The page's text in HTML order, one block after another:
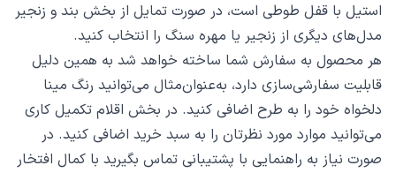
استیل با قفل طوطی است، در صورت تمایل از بخش بند و زنجیر
مدل‌های دیگری از زنجیر یا مهره سنگ را انتخاب کنید.
هر محصول به سفارش شما ساخته خواهد شد به همین دلیل
قابلیت سفارشی‌سازی دارد، به‌عنوان‌مثال می‌توانید رنگ مینا
دلخواه خود را به طرح اضافی کنید. در بخش اقلام تکمیل کاری
می‌توانید موارد مورد نظرتان را به سبد خرید اضافی کنید. در
صورت نیاز به راهنمایی با پشتیبانی تماس بگیرید با کمال افتخار